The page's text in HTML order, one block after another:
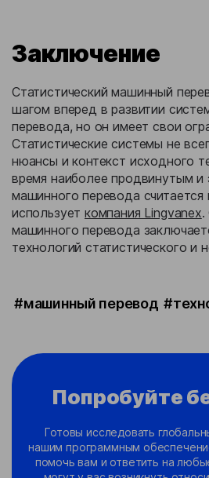
Заключение
Статистический машинный
шагом вперед в развитии
перевода, но он имеет свои
Статистические системы не
нюансы и контекст исходного
время наиболее продвинутым
машинного перевода считается
используеткомпания Lingvanex.
машинного перевода
технологий статистического и
#машинный перевод
Попробуйте
Готовы исследовать
нашим программным
помочь вам и ответить на